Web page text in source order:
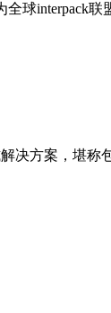
球interpack
决方案，堪称